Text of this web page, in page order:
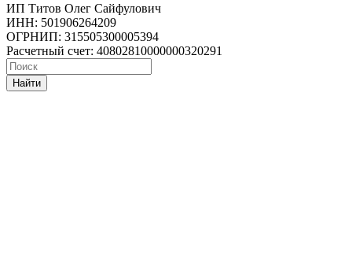
ИП Титов Олег Сайфулович
ИНН: 501906264209
ОГРНИП: 315505300005394
Расчетный счет: 40802810000000320291
Найти